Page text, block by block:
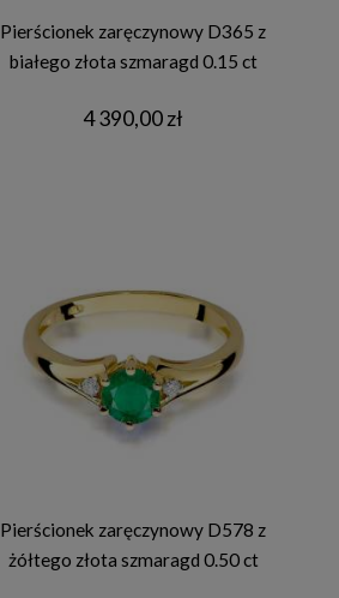
Pierścionek zaręczynowy D365 z
białego złota szmaragd 0.15 ct
4 390,00 zł
Pierścionek zaręczynowy D578 z
żółtego złota szmaragd 0.50 ct